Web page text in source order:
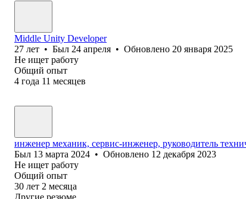
Middle Unity Developer
27 лет • Был 24 апреля • Обновлено 20 января 2025
Не ищет работу
Общий опыт
4 года 11 месяцев
инженер механик, сервис-инженер, руководитель
Был 13 марта 2024 • Обновлено 12 декабря 2023
Не ищет работу
Общий опыт
30 лет 2 месяца
Другие резюме